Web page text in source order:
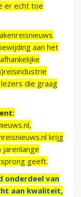
er echt toe
aan het
die graag
krijg
geeft.
onderdeel van
aan kwaliteit,